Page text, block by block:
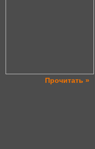
Прочитать »